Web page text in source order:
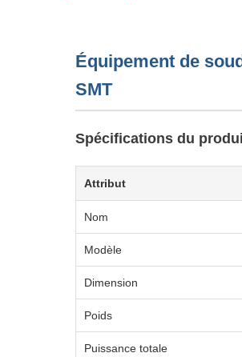
Équipement de
SMT
Spécifications du
Attribut
Nom
Modèle
Dimension
Poids
Puissance totale